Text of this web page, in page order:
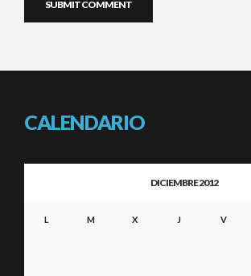
CALENDARIO
DICIEMBRE 2012
L M X J V